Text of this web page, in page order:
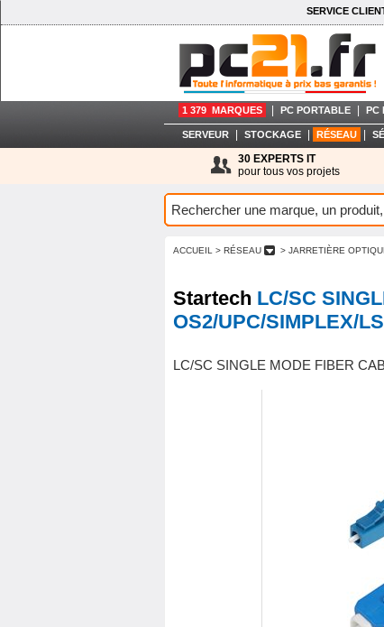
SERVICE
1 379 MARQUES PC PORTABLE PC
SERVEUR STOCKAGE RÉSEAU
30 EXPERTS IT
pour tous vos projets
ACCUEIL > RÉSEAU > JARRETIÈRE
Startech LC/SC
OS2/UPC/SIMPLEX/
LC/SC SINGLE MODE FIBER